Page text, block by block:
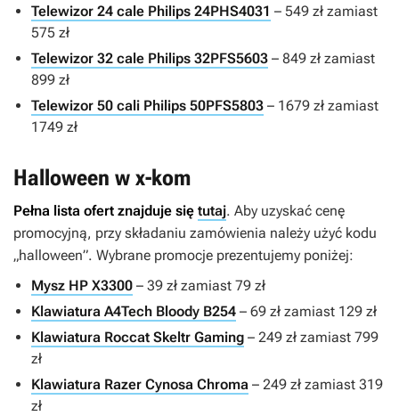
Telewizor 24 cale Philips 24PHS4031 – 549 zł zamiast
575 zł
Telewizor 32 cale Philips 32PFS5603 – 849 zł zamiast
899 zł
Telewizor 50 cali Philips 50PFS5803 – 1679 zł zamiast
1749 zł
Halloween w x-kom
Pełna lista ofert znajduje się tutaj. Aby uzyskać cenę
promocyjną, przy składaniu zamówienia należy użyć kodu
„halloween”. Wybrane promocje prezentujemy poniżej:
Mysz HP X3300 – 39 zł zamiast 79 zł
Klawiatura A4Tech Bloody B254 – 69 zł zamiast 129 zł
Klawiatura Roccat Skeltr Gaming – 249 zł zamiast 799
zł
Klawiatura Razer Cynosa Chroma – 249 zł zamiast 319
zł